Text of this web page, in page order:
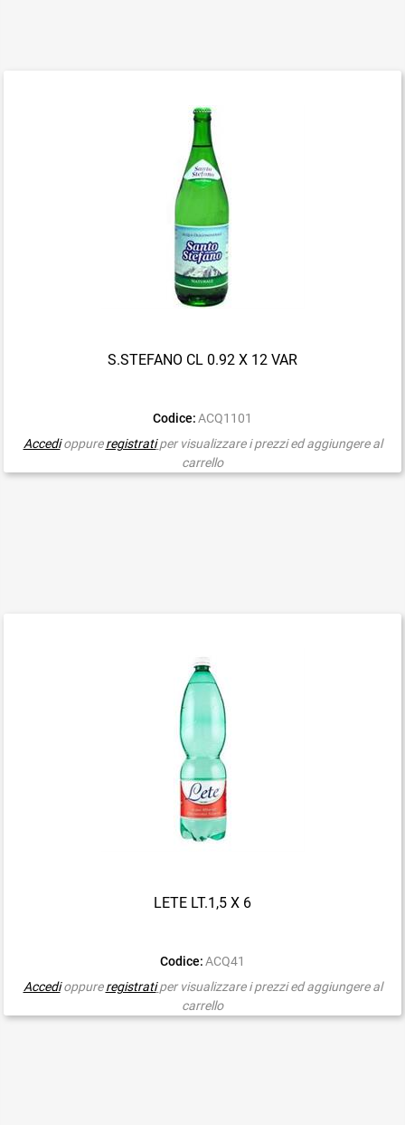
S.STEFANO CL 0.92 X 12 VAR
Codice: ACQ1101
Accedioppureregistrati per visualizzare i prezzi ed aggiungere al
carrello
LETE LT.1,5 X 6
Codice: ACQ41
Accedioppureregistrati per visualizzare i prezzi ed aggiungere al
carrello